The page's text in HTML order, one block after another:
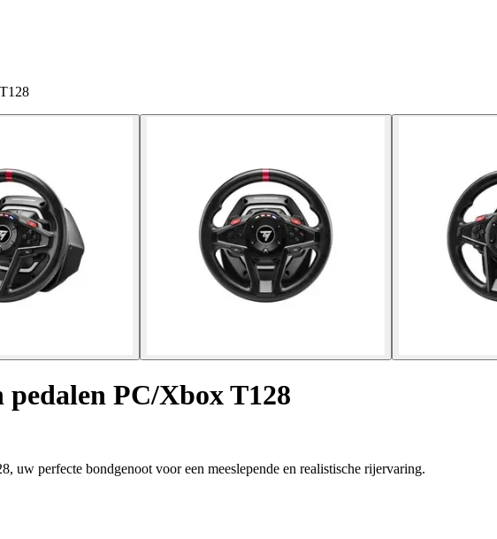
pedalen PC/Xbox T128
uw perfecte bondgenoot voor een meeslepende en realistische rijervaring.